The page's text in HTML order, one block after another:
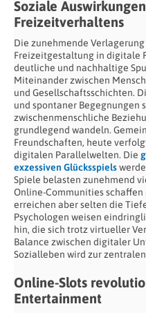
Soziale
Freizeitverhaltens
Die zunehmende
Freizeitgestaltung in digitale
deutliche und nachhaltige
Miteinander zwischen
und Gesellschaftsschichten.
und spontaner Begegnungen
zwischenmenschliche
grundlegend wandeln.
Freundschaften, heute
digitalen Parallelwelten. Die
exzessiven Glücksspiels
Spiele belasten zunehmend
Online-Communities
erreichen aber selten die
Psychologen weisen
hin, die sich trotz virtueller
Balance zwischen digitaler
Sozialleben wird zur
Online-Slots
Entertainment